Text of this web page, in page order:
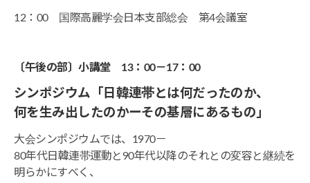
12：00 国際高麗学会日本支部総会 第4会議室
〔午後の部〕小講堂 13：00－17：00
シンポジウム 「日韓連帯とは何だったのか、
何を生み出したのかーその基層にあるもの」
大会シンポジウムでは、1970－
80年代日韓連帯運動と90年代以降のそれとの変容と継続を
明らかにすべく、